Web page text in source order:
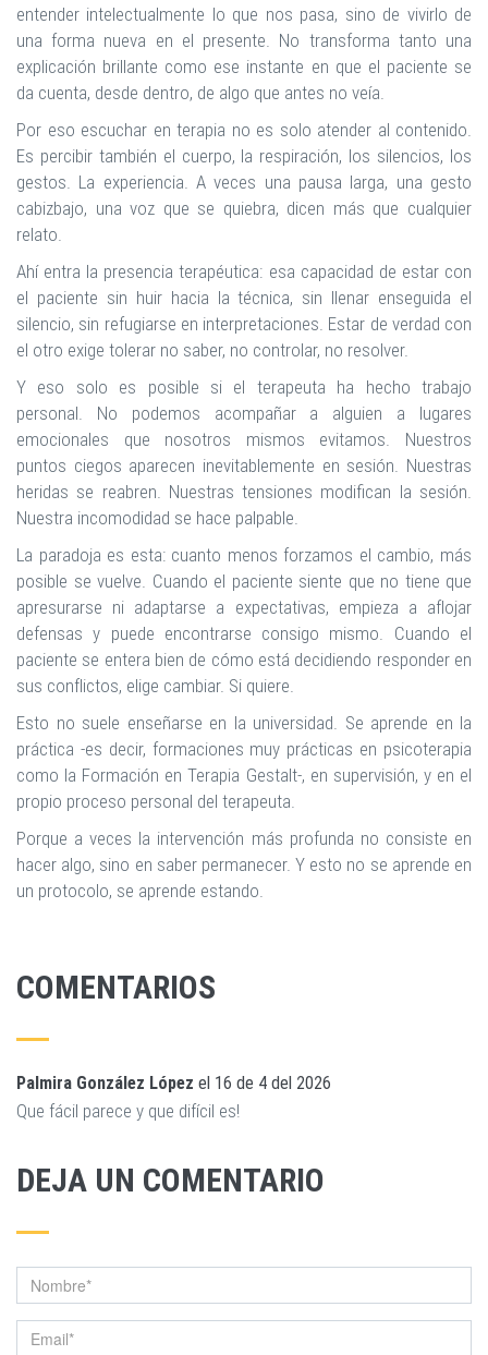
entender intelectualmente lo que nos pasa, sino de vivirlo de
una forma nueva en el presente. No transforma tanto una
explicación brillante como ese instante en que el paciente se
da cuenta, desde dentro, de algo que antes no veía.
Por eso escuchar en terapia no es solo atender al contenido.
Es percibir también el cuerpo, la respiración, los silencios, los
gestos. La experiencia. A veces una pausa larga, una gesto
cabizbajo, una voz que se quiebra, dicen más que cualquier
relato.
Ahí entra la presencia terapéutica: esa capacidad de estar con
el paciente sin huir hacia la técnica, sin llenar enseguida el
silencio, sin refugiarse en interpretaciones. Estar de verdad con
el otro exige tolerar no saber, no controlar, no resolver.
Y eso solo es posible si el terapeuta ha hecho trabajo
personal. No podemos acompañar a alguien a lugares
emocionales que nosotros mismos evitamos. Nuestros
puntos ciegos aparecen inevitablemente en sesión. Nuestras
heridas se reabren. Nuestras tensiones modifican la sesión.
Nuestra incomodidad se hace palpable.
La paradoja es esta: cuanto menos forzamos el cambio, más
posible se vuelve. Cuando el paciente siente que no tiene que
apresurarse ni adaptarse a expectativas, empieza a aflojar
defensas y puede encontrarse consigo mismo. Cuando el
paciente se entera bien de cómo está decidiendo responder en
sus conflictos, elige cambiar. Si quiere.
Esto no suele enseñarse en la universidad. Se aprende en la
práctica -es decir, formaciones muy prácticas en psicoterapia
como la Formación en Terapia Gestalt-, en supervisión, y en el
propio proceso personal del terapeuta.
Porque a veces la intervención más profunda no consiste en
hacer algo, sino en saber permanecer. Y esto no se aprende en
un protocolo, se aprende estando.
COMENTARIOS
Palmira González López el 16 de 4 del 2026
Que fácil parece y que difícil es!
DEJA UN COMENTARIO